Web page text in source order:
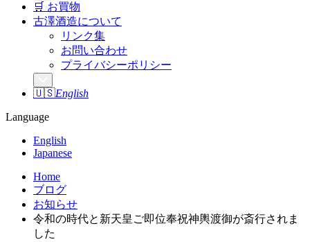
🛒 お買物
古澤酒造について
リンク集
お問い合わせ
プライバシーポリシー
🇺🇸English
Language
English
Japanese
Home
ブログ
お知らせ
令和の時代と新天皇ご即位奉祝神輿渡御が斎行されま
した